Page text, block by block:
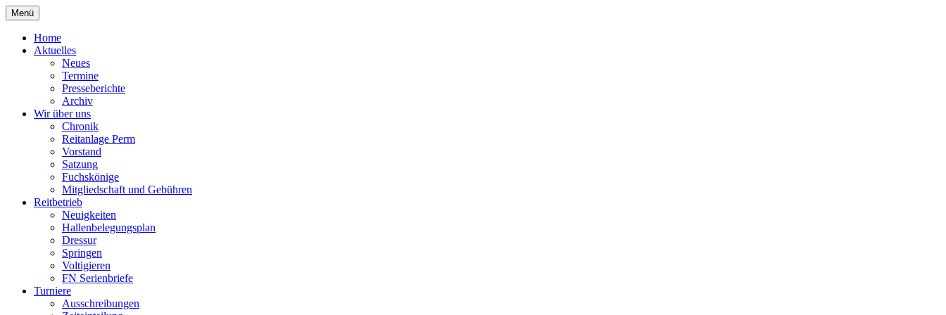
Zum
Inhalt
springen
Reiterverein Laggenbeck
Menü
Home
Aktuelles
Neues
Termine
Presseberichte
Archiv
Wir über uns
Chronik
Reitanlage Perm
Vorstand
Satzung
Fuchskönige
Mitgliedschaft und Gebühren
Reitbetrieb
Neuigkeiten
Hallenbelegungsplan
Dressur
Springen
Voltigieren
FN Serienbriefe
Turniere
Ausschreibungen